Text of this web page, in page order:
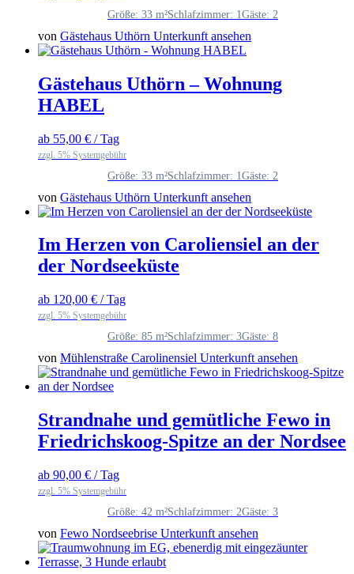
Größe: 33 m²Schlafzimmer: 1 Gäste: 2
von Gästehaus Uthörn Unterkunft ansehen
Gästehaus Uthörn – Wohnung
HABEL
ab 55,00 € / Tag
zzgl. 5% Systemgebühr
Größe: 33 m²Schlafzimmer: 1Gäste: 2
von Gästehaus Uthörn Unterkunft ansehen
Im Herzen von Caroliensiel an der
der Nordseeküste
ab 120,00 € / Tag
zzgl. 5% Systemgebühr
Größe: 85 m²Schlafzimmer: 3Gäste: 8
von Mühlenstraße Carolinensiel Unterkunft ansehen
Strandnahe und gemütliche Fewo in
Friedrichskoog-Spitze an der Nordsee
ab 90,00 € / Tag
zzgl. 5% Systemgebühr
Größe: 42 m²Schlafzimmer: 2Gäste: 3
von Fewo Nordseebrise Unterkunft ansehen